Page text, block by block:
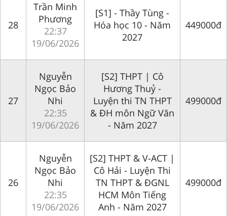
28
Trần Minh
Phương
22:37
19/06/2026
[S1] - Thầy Tùng -
Hóa học 10 - Năm
2027
449000đ
27
Nguyễn
Ngọc Bảo
Nhi
22:35
19/06/2026
[S2] THPT | Cô
Hương Thuỷ -
Luyện thi TN THPT
& ĐH môn Ngữ Văn
- Năm 2027
499000đ
26
Nguyễn
Ngọc Bảo
Nhi
22:35
19/06/2026
[S2] THPT & V-ACT |
Cô Hải - Luyện Thi
TN THPT & ĐGNL
HCM Môn Tiếng
Anh - Năm 2027
499000đ